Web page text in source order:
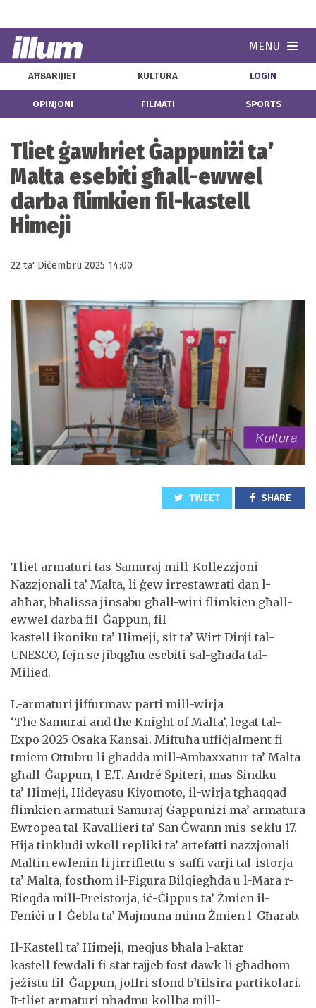
MENU
AĦBARIJIET KULTURA LOGIN
OPINJONI FILMATI SPORTS
Tliet ġawhriet Ġappuniżi ta’
Malta esebiti għall-ewwel
darba flimkien fil-kastell
Himeji
22 ta' Diċembru 2025 14:00
TWEET SHARE
Tliet armaturi tas-Samuraj mill-Kollezzjoni
Nazzjonali ta’ Malta, li ġew irrestawrati dan l-
aħħar, bħalissa jinsabu għall-wiri flimkien għall-
ewwel darba fil-Ġappun, fil-
kastell ikoniku ta’ Himeji, sit ta’ Wirt Dinji tal-
UNESCO, fejn se jibqgħu esebiti sal-għada tal-
Milied.
L-armaturi jiffurmaw parti mill-wirja
‘The Samurai and the Knight of Malta’, legat tal-
Expo 2025 Osaka Kansai. Miftuħa uffiċjalment fi
tmiem Ottubru li għadda mill-Ambaxxatur ta’ Malta
għall-Ġappun, l-E.T. André Spiteri, mas-Sindku
ta’ Himeji, Hideyasu Kiyomoto, il-wirja tgħaqqad
flimkien armaturi Samuraj Ġappuniżi ma’ armatura
Ewropea tal-Kavallieri ta’ San Ġwann mis-seklu 17.
Hija tinkludi wkoll repliki ta’ artefatti nazzjonali
Maltin ewlenin li jirriflettu s-saffi varji tal-istorja
ta’ Malta, fosthom il-Figura Bilqiegħda u l-Mara r-
Rieqda mill-Preistorja, iċ-Ċippus ta’ Żmien il-
Feniċi u l-Ġebla ta’ Majmuna minn Żmien l-Għarab.
Il-Kastell ta’ Himeji, meqjus bħala l-aktar
kastell fewdali fi stat tajjeb fost dawk li għadhom
jeżistu fil-Ġappun, joffri sfond b’tifsira partikolari.
It-tliet armaturi nħadmu kollha mill-